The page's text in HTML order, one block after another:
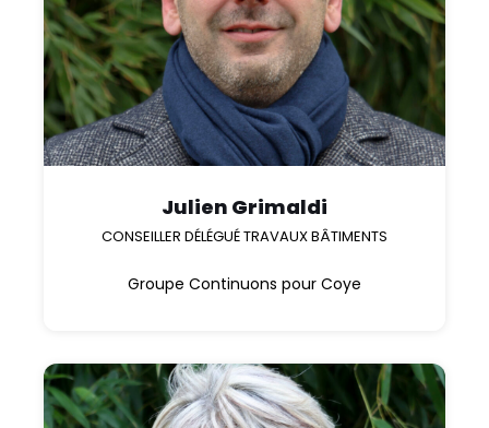
Julien Grimaldi
CONSEILLER DÉLÉGUÉ TRAVAUX BÂTIMENTS
Groupe Continuons pour Coye